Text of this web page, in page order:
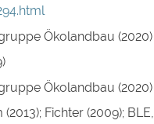
Ökolandbau (2020)
Ökolandbau (2020)
Fichter (2009); BLE,